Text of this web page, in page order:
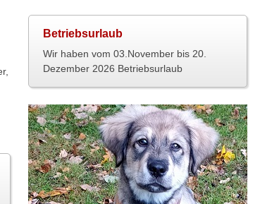
Betriebsurlaub
Wir haben vom 03.November bis 20.
Dezember 2026 Betriebsurlaub